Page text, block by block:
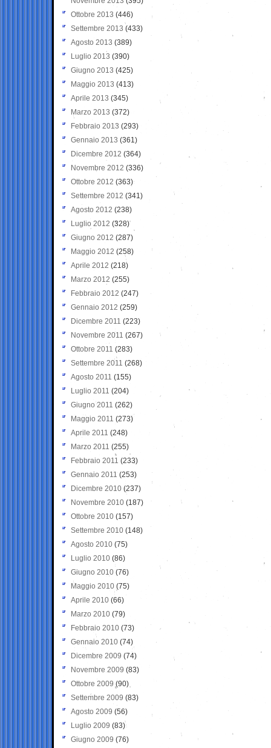
Ottobre 2013 (446)
Settembre 2013 (433)
Agosto 2013 (389)
Luglio 2013 (390)
Giugno 2013 (425)
Maggio 2013 (413)
Aprile 2013 (345)
Marzo 2013 (372)
Febbraio 2013 (293)
Gennaio 2013 (361)
Dicembre 2012 (364)
Novembre 2012 (336)
Ottobre 2012 (363)
Settembre 2012 (341)
Agosto 2012 (238)
Luglio 2012 (328)
Giugno 2012 (287)
Maggio 2012 (258)
Aprile 2012 (218)
Marzo 2012 (255)
Febbraio 2012 (247)
Gennaio 2012 (259)
Dicembre 2011 (223)
Novembre 2011 (267)
Ottobre 2011 (283)
Settembre 2011 (268)
Agosto 2011 (155)
Luglio 2011 (204)
Giugno 2011 (262)
Maggio 2011 (273)
Aprile 2011 (248)
Marzo 2011 (255)
Febbraio 2011 (233)
Gennaio 2011 (253)
Dicembre 2010 (237)
Novembre 2010 (187)
Ottobre 2010 (157)
Settembre 2010 (148)
Agosto 2010 (75)
Luglio 2010 (86)
Giugno 2010 (76)
Maggio 2010 (75)
Aprile 2010 (66)
Marzo 2010 (79)
Febbraio 2010 (73)
Gennaio 2010 (74)
Dicembre 2009 (74)
Novembre 2009 (83)
Ottobre 2009 (90)
Settembre 2009 (83)
Agosto 2009 (56)
Luglio 2009 (83)
Giugno 2009 (76)